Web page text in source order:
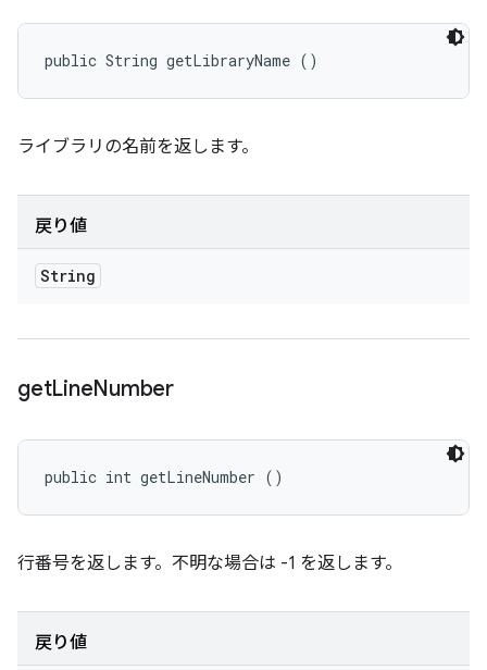
public String getLibraryName ()
ライブラリの名前を返します。
戻り値
String
getLineNumber
public int getLineNumber ()
行番号を返します。不明な場合は -1 を返します。
戻り値